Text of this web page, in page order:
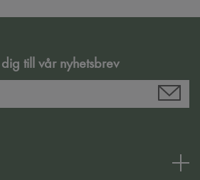
till vår nyhetsbrev